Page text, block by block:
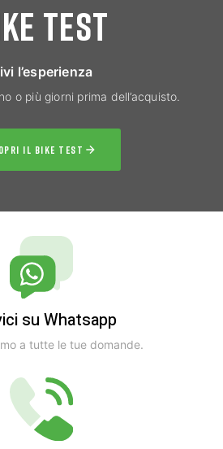
TEST
l’esperienza
o più giorni prima dell’acquisto.
IL BIKE TEST
su Whatsapp
a tutte le tue domande.